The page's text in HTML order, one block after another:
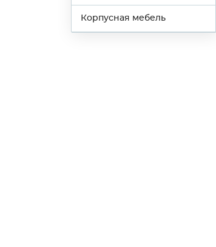
Корпусная мебель